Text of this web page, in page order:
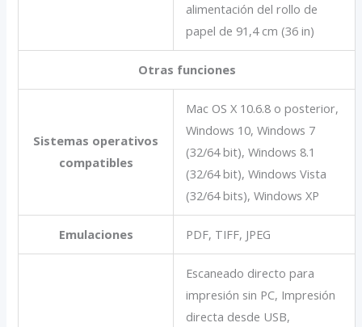
alimentación del rollo de
papel de 91,4 cm (36 in)
Otras funciones
Sistemas operativos
compatibles
Mac OS X 10.6.8 o posterior,
Windows 10, Windows 7
(32/64 bit), Windows 8.1
(32/64 bit), Windows Vista
(32/64 bits), Windows XP
Emulaciones PDF, TIFF, JPEG
Escaneado directo para
impresión sin PC, Impresión
directa desde USB,